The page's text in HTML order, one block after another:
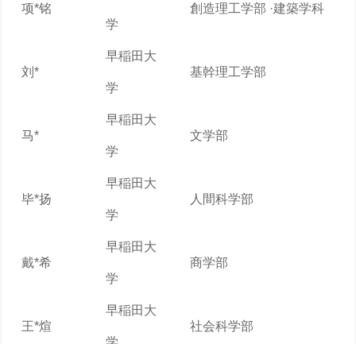
项*铭
学
創造理工学部 ·建築学科
刘*
早稲田大
学
基幹理工学部
马*
早稲田大
学
文学部
毕*扬
早稲田大
学
人間科学部
戴*希
早稲田大
学
商学部
王*煊
早稲田大
社会科学部